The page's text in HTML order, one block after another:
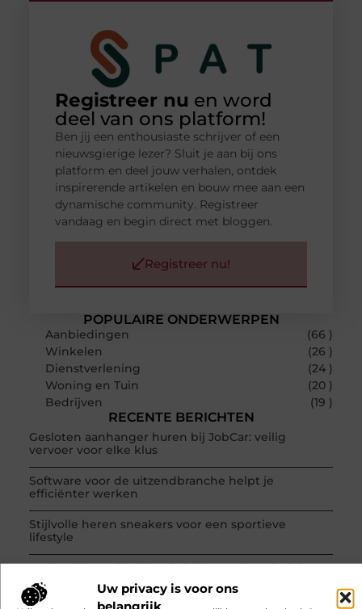
Uw privacy is voor ons
belangrijk
POPULAIRE ONDERWERPEN
Aanbiedingen
(66 )
Winkelen
(26 )
Dienstverlening
(24 )
Woning en Tuin
(20 )
Bedrijven
(19 )
RECENTE BERICHTEN
Gesloten aanhanger huren bij JobCar: veilig
vervoer voor elke klus
Software voor de uitzendbranche helpt je
efficiënter werken
Stijlvolle heren sneakers voor een sportieve
lifestyle
123theorie: Snel je theorie halen zonder eindeloos
te blokken
Registreer nu en word
deel van ons platform!
Ben jij een enthousiaste schrijver of een
nieuwsgierige lezer? Sluit je aan bij ons
platform en deel jouw verhalen, ontdek
inspirerende artikelen en bouw mee aan een
dynamische community. Registreer
vandaag en begin direct met bloggen.
Registreer nu!